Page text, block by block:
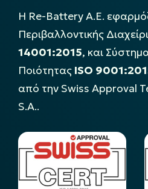
Η Re-Battery Α.Ε.
Περιβαλλοντικής
14001:2015, και
Ποιότητας ISO
από την Swiss Approval
S.A..